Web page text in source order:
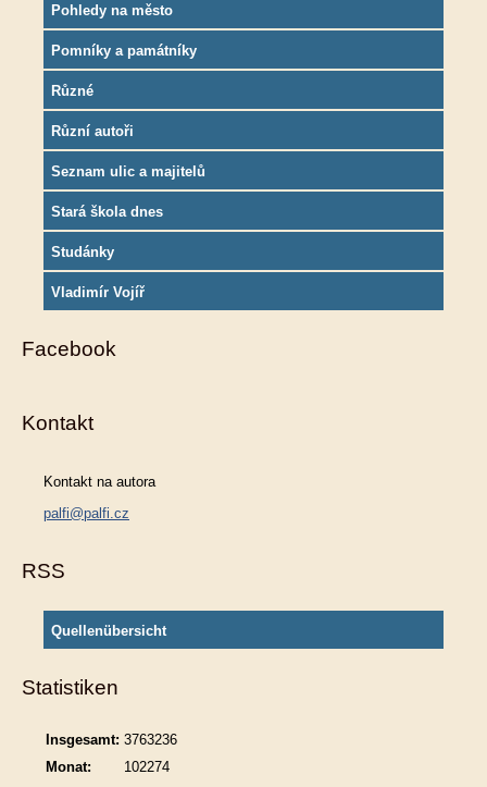
Pohledy na město
Pomníky a památníky
Různé
Různí autoři
Seznam ulic a majitelů
Stará škola dnes
Studánky
Vladimír Vojíř
Facebook
Kontakt
Kontakt na autora
palfi@palfi.cz
RSS
Quellenübersicht
Statistiken
Insgesamt: 3763236
Monat:
102274